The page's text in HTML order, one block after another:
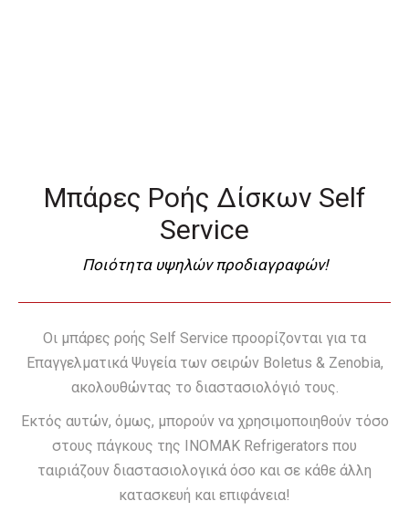
Μπάρες Ροής Δίσκων Self
Service
Ποιότητα υψηλών προδιαγραφών!
Οι μπάρες ροής Self Service προορίζονται για τα
Επαγγελματικά Ψυγεία των σειρών Boletus & Zenobia,
ακολουθώντας το διαστασιολόγιό τους.
Εκτός αυτών, όμως, μπορούν να χρησιμοποιηθούν τόσο
στους πάγκους της ΙΝΟΜΑΚ Refrigerators που
ταιριάζουν διαστασιολογικά όσο και σε κάθε άλλη
κατασκευή και επιφάνεια!